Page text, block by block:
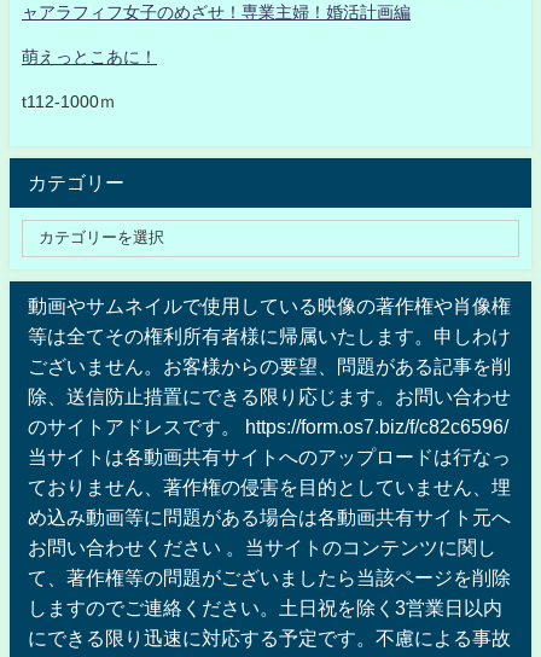
ャアラフィフ女子のめざせ！専業主婦！婚活計画編
萌えっとこあに！
t112-1000ｍ
カテゴリー
動画やサムネイルで使用している映像の著作権や肖像権
等は全てその権利所有者様に帰属いたします。申しわけ
ございません。お客様からの要望、問題がある記事を削
除、送信防止措置にできる限り応じます。お問い合わせ
のサイトアドレスです。 https://form.os7.biz/f/c82c6596/
当サイトは各動画共有サイトへのアップロードは行なっ
ておりません、著作権の侵害を目的としていません、埋
め込み動画等に問題がある場合は各動画共有サイト元へ
お問い合わせください 。当サイトのコンテンツに関し
て、著作権等の問題がございましたら当該ページを削除
しますのでご連絡ください。土日祝を除く3営業日以内
にできる限り迅速に対応する予定です。不慮による事故